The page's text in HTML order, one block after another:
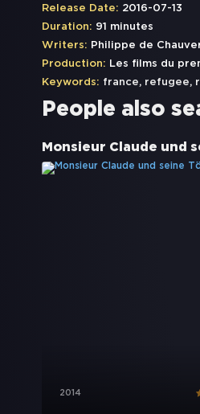
Release Date: 2016-07-13
Duration: 91 minutes
Writers: Philippe de
Production: Les films du
Keywords: france, refugee,
People also
2014